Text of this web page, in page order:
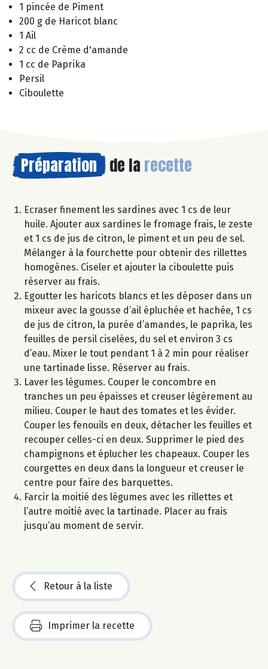
1 pincée de Piment
200 g de Haricot blanc
1 Ail
2 cc de Crème d'amande
1 cc de Paprika
Persil
Ciboulette
Préparation de la recette
Ecraser finement les sardines avec 1 cs de leur
huile. Ajouter aux sardines le fromage frais, le zeste
et 1 cs de jus de citron, le piment et un peu de sel.
Mélanger à la fourchette pour obtenir des rillettes
homogènes. Ciseler et ajouter la ciboulette puis
réserver au frais.
Egoutter les haricots blancs et les déposer dans un
mixeur avec la gousse d’ail épluchée et hachée, 1 cs
de jus de citron, la purée d’amandes, le paprika, les
feuilles de persil ciselées, du sel et environ 3 cs
d’eau. Mixer le tout pendant 1 à 2 min pour réaliser
une tartinade lisse. Réserver au frais.
Laver les légumes. Couper le concombre en
tranches un peu épaisses et creuser légèrement au
milieu. Couper le haut des tomates et les évider.
Couper les fenouils en deux, détacher les feuilles et
recouper celles-ci en deux. Supprimer le pied des
champignons et éplucher les chapeaux. Couper les
courgettes en deux dans la longueur et creuser le
centre pour faire des barquettes.
Farcir la moitié des légumes avec les rillettes et
l’autre moitié avec la tartinade. Placer au frais
jusqu’au moment de servir.
Retour à la liste
Imprimer la recette